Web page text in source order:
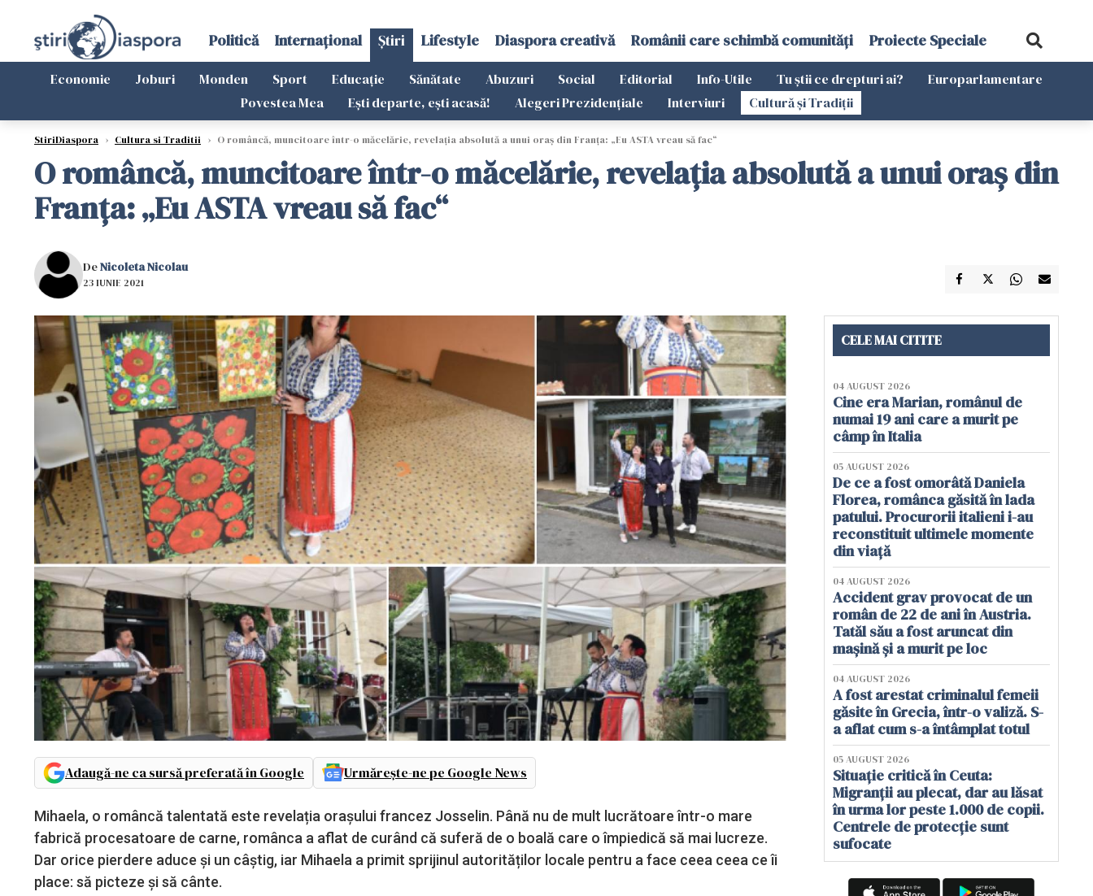
Politică Internațional Știri Lifestyle Diaspora creativă Românii care schimbă comunități Proiecte Speciale
Economie Joburi Monden Sport Educație Sănătate Abuzuri Social Editorial Info-Utile Tu știi ce drepturi ai?
Europarlamentare
Povestea Mea
Ești departe, ești acasă! Alegeri Prezidențiale Interviuri Cultură și Tradiții
StiriDiaspora › Cultura si Traditii › O româncă, muncitoare într-o măcelărie, revelația absolută a unui oraș din Franța: „Eu ASTA vreau să fac“
O româncă, muncitoare într-o măcelărie, revelația absolută a unui oraș din
Franța: „Eu ASTA vreau să fac“
DeNicoleta Nicolau
23 IUNIE 2021
Adaugă-ne ca sursă preferată în Google Urmărește-ne pe Google News
Mihaela, o româncă talentată este revelația orașului francez Josselin. Până nu de mult lucrătoare într-o mare
fabrică procesatoare de carne, românca a aflat de curând că suferă de o boală care o împiedică să mai lucreze.
Dar orice pierdere aduce și un câștig, iar Mihaela a primit sprijinul autorităților locale pentru a face ceea ceea ce îi
place: să picteze și să cânte.
CELE MAI CITITE
04 AUGUST 2026
Cine era Marian, românul de
numai 19 ani care a murit pe
câmp în Italia
05 AUGUST 2026
De ce a fost omorâtă Daniela
Florea, românca găsită în lada
patului. Procurorii italieni i-au
reconstituit ultimele momente
din viață
04 AUGUST 2026
Accident grav provocat de un
român de 22 de ani în Austria.
Tatăl său a fost aruncat din
mașină și a murit pe loc
04 AUGUST 2026
A fost arestat criminalul femeii
găsite în Grecia, într-o valiză. S-
a aflat cum s-a întâmplat totul
05 AUGUST 2026
Situație critică în Ceuta:
Migranții au plecat, dar au lăsat
în urma lor peste 1.000 de copii.
Centrele de protecție sunt
sufocate